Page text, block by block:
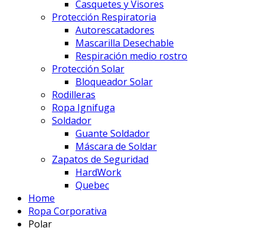
Casquetes y Visores
Protección Respiratoria
Autorescatadores
Mascarilla Desechable
Respiración medio rostro
Protección Solar
Bloqueador Solar
Rodilleras
Ropa Ignifuga
Soldador
Guante Soldador
Máscara de Soldar
Zapatos de Seguridad
HardWork
Quebec
Home
Ropa Corporativa
Polar